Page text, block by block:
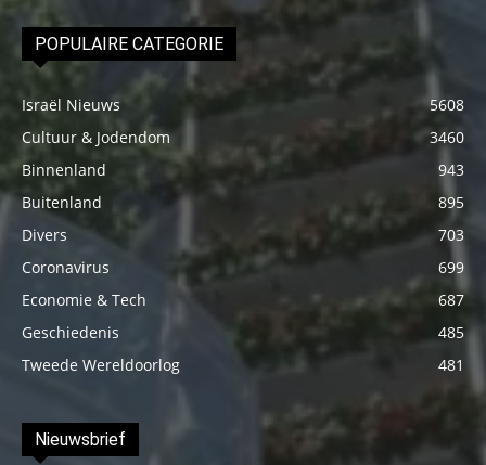
POPULAIRE CATEGORIE
Israël Nieuws
5608
Cultuur & Jodendom
3460
Binnenland
943
Buitenland
895
Divers
703
Coronavirus
699
Economie & Tech
687
Geschiedenis
485
Tweede Wereldoorlog
481
Nieuwsbrief